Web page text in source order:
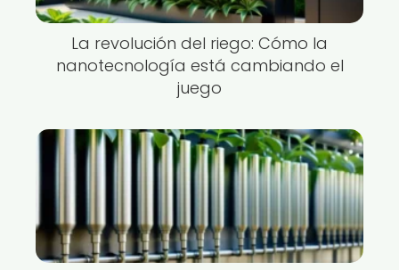
La revolución del riego: Cómo la
nanotecnología está cambiando el
juego